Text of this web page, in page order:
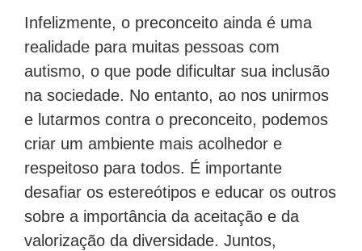
Infelizmente, o preconceito ainda é uma
realidade para muitas pessoas com
autismo, o que pode dificultar sua inclusão
na sociedade. No entanto, ao nos unirmos
e lutarmos contra o preconceito, podemos
criar um ambiente mais acolhedor e
respeitoso para todos. É importante
desafiar os estereótipos e educar os outros
sobre a importância da aceitação e da
valorização da diversidade. Juntos,